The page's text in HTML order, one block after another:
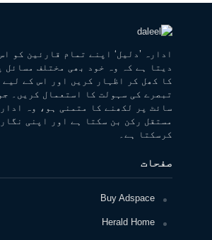
ادارہ ’دلیل‘ اپنے تمام قارئین کو
دیتا ہے کہ وہ خود بھی مختلف مسائل
کا کھل کر اظہار کریں اور اس کے لیے
تبصرے کی سہولت کا استعمال کریں۔
سائٹ پر لکھنے کا متمنی ہو، وہ
مستقل رکن بن سکتا ہے اور اپنی
کرسکتا ہے۔
صفحات
Buy Adspace
Herald Home